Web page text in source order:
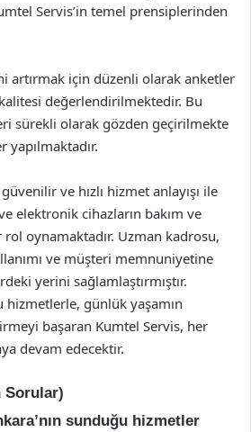
Servis’in temel prensiplerinden
artırmak için düzenli olarak anketler
değerlendirilmektedir. Bu
sürekli olarak gözden geçirilmekte
ve hızlı hizmet anlayışı ile
elektronik cihazların bakım ve
oynamaktadır. Uzman kadrosu,
ve müşteri memnuniyetine
yerini sağlamlaştırmıştır.
günlük yaşamın
başaran Kumtel Servis, her
devam edecektir.
Sorular)
sunduğu hizmetler